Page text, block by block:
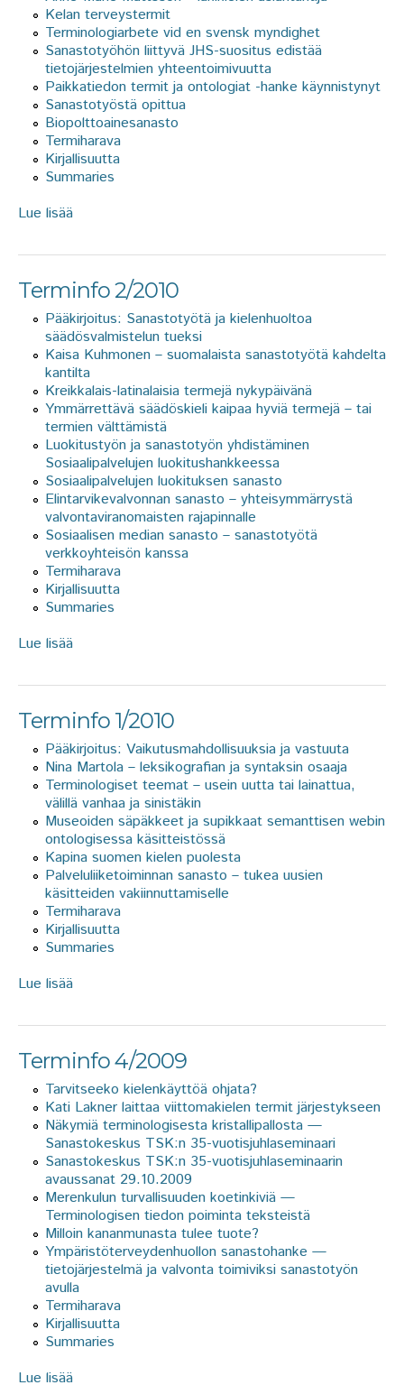
Kelan terveystermit
Terminologiarbete vid en svensk myndighet
Sanastotyöhön liittyvä JHS-suositus edistää
tietojärjestelmien yhteentoimivuutta
Paikkatiedon termit ja ontologiat -hanke käynnistynyt
Sanastotyöstä opittua
Biopolttoainesanasto
Termiharava
Kirjallisuutta
Summaries
Lue lisää
Terminfo 2/2010
Pääkirjoitus: Sanastotyötä ja kielenhuoltoa
säädösvalmistelun tueksi
Kaisa Kuhmonen – suomalaista sanastotyötä kahdelta
kantilta
Kreikkalais-latinalaisia termejä nykypäivänä
Ymmärrettävä säädöskieli kaipaa hyviä termejä – tai
termien välttämistä
Luokitustyön ja sanastotyön yhdistäminen
Sosiaalipalvelujen luokitushankkeessa
Sosiaalipalvelujen luokituksen sanasto
Elintarvikevalvonnan sanasto – yhteisymmärrystä
valvontaviranomaisten rajapinnalle
Sosiaalisen median sanasto – sanastotyötä
verkkoyhteisön kanssa
Termiharava
Kirjallisuutta
Summaries
Lue lisää
Terminfo 1/2010
Pääkirjoitus: Vaikutusmahdollisuuksia ja vastuuta
Nina Martola – leksikografian ja syntaksin osaaja
Terminologiset teemat – usein uutta tai lainattua,
välillä vanhaa ja sinistäkin
Museoiden säpäkkeet ja supikkaat semanttisen webin
ontologisessa käsitteistössä
Kapina suomen kielen puolesta
Palveluliiketoiminnan sanasto – tukea uusien
käsitteiden vakiinnuttamiselle
Termiharava
Kirjallisuutta
Summaries
Lue lisää
Terminfo 4/2009
Tarvitseeko kielenkäyttöä ohjata?
Kati Lakner laittaa viittomakielen termit järjestykseen
Näkymiä terminologisesta kristallipallosta —
Sanastokeskus TSK:n 35-vuotisjuhlaseminaari
Sanastokeskus TSK:n 35-vuotisjuhlaseminaarin
avaussanat 29.10.2009
Merenkulun turvallisuuden koetinkiviä —
Terminologisen tiedon poiminta teksteistä
Milloin kananmunasta tulee tuote?
Ympäristöterveydenhuollon sanastohanke —
tietojärjestelmä ja valvonta toimiviksi sanastotyön
avulla
Termiharava
Kirjallisuutta
Summaries
Lue lisää